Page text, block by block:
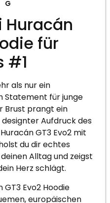
Huracán
für
#1
als nur ein
Statement für junge
Brust prangt ein
Aufdruck des
GT3 Evo2 mit
du dir echtes
Alltag und zeigst
Herz schlägt.
Evo2 Hoodie
europäischen